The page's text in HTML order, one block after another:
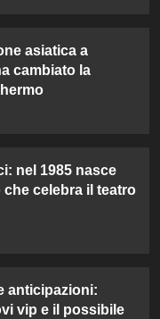
asiatica a
cambiato la
nel 1985 nasce
celebra il teatro
anticipazioni:
vip e il possibile